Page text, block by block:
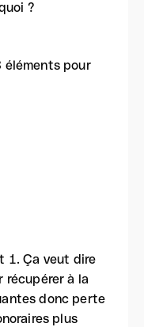
?
éléments pour
1. Ça veut dire
récupérer à la
donc perte
plus